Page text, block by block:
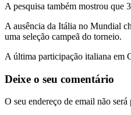
A pesquisa também mostrou que
A ausência da Itália no Mundial
uma seleção campeã do torneio.
A última participação italiana em
Deixe o seu comentário
O seu endereço de email não